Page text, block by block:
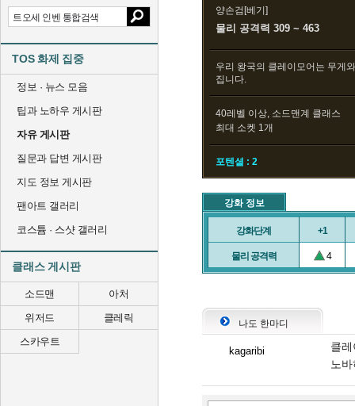
TOS 화제 집중
정보 · 뉴스 모음
팁과 노하우 게시판
자유 게시판
질문과 답변 게시판
지도 정보 게시판
팬아트 갤러리
코스튬 · 스샷 갤러리
클래스 게시판
소드맨
아처
위저드
클레릭
스카우트
양손검[베기]
물리 공격력 309 ~ 463
우리 왕국의 클레이모어는 무게
집니다.
40레벨 이상, 소드맨계 클래스
최대 소켓 1개
포텐셜 : 2
강화 정보
강화단계 +1
물리 공격력 4
나도 한마디
kagaribi
클
노